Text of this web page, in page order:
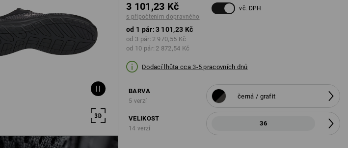
3 101,23 Kč
s připočtením dopravného
vč. DPH
od 1 pár:3 101,23 Kč
od 3 pár: 2 970,55 Kč
od 10 pár: 2 872,54 Kč
Dodací lhůta cca 3-5 pracovních dnů
BARVA
5 verzí
černá / grafit
VELIKOST
14 verzí
36